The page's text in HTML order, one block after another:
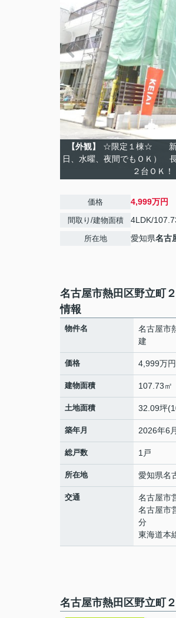
【外観】
☆限定１棟☆ 新価
日、水曜、夜間でもＯＫ）
２台ＯＫ
価格 4,999万円
間取り/建物面積 4LDK/
所在地 愛知県名古
名古屋市熱田区野立町
情報
物件名
名古屋市
建
価格 4,999万円
建物面積 107.73㎡
土地面積 32.09坪
築年月 2026年6
総戸数 1戸
所在地 愛知県名
交通 名古屋市
名古屋市
分
東海道本
名古屋市熱田区野立町